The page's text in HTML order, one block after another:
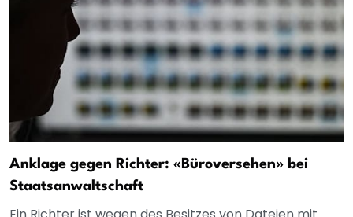
Anklage gegen Richter: «Büroversehen» bei
Staatsanwaltschaft